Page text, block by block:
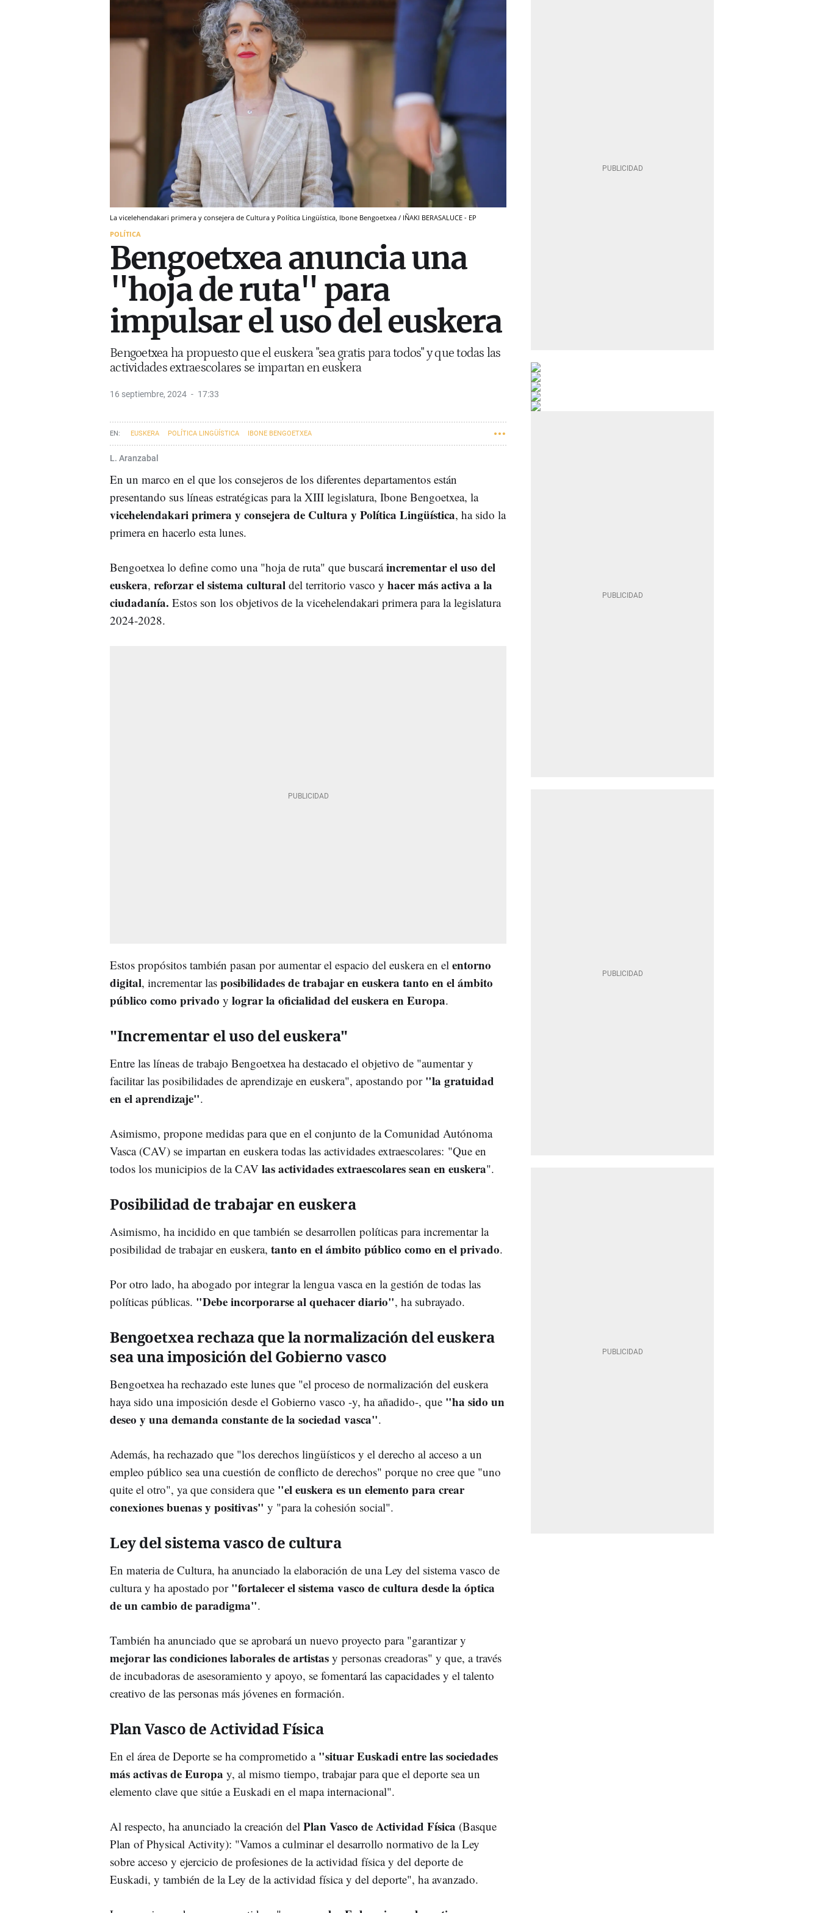
La vicelehendakari primera y consejera de Cultura y Política Lingüística, Ibone Bengoetxea / IÑAKI BERASALUCE - EP
POLÍTICA
Bengoetxea anuncia una
"hoja de ruta" para
impulsar el uso del euskera
Bengoetxea ha propuesto que el euskera "sea gratis para todos" y que todas las
actividades extraescolares se impartan en euskera
16 septiembre, 2024 17:33
EUSKERA POLÍTICA LINGÜÍSTICA IBONE BENGOETXEA
L. Aranzabal
En un marco en el que los consejeros de los diferentes departamentos están
presentando sus líneas estratégicas para la XIII legislatura, Ibone Bengoetxea, la
vicehelendakari primera y consejera de Cultura y Política Lingüística, ha sido la
primera en hacerlo esta lunes.
Bengoetxea lo define como una "hoja de ruta" que buscaráincrementar el uso del
euskera, reforzar el sistema cultural del territorio vasco y hacer más activa a la
ciudadanía. Estos son los objetivos de la vicehelendakari primera para la legislatura
2024-2028.
Estos propósitos también pasan por aumentar el espacio del euskera en el entorno
digital, incrementar las posibilidades de trabajar en euskera tanto en el ámbito
público como privado y lograr la oficialidad del euskera en Europa.
"Incrementar el uso del euskera"
Entre las líneas de trabajo Bengoetxea ha destacado el objetivo de "aumentar y
facilitar las posibilidades de aprendizaje en euskera", apostando por "la gratuidad
en el aprendizaje".
Asimismo, propone medidas para que en el conjunto de la Comunidad Autónoma
Vasca (CAV) se impartan en euskera todas las actividades extraescolares: "Que en
todos los municipios de la CAV las actividades extraescolares sean en euskera".
Posibilidad de trabajar en euskera
Asimismo, ha incidido en que también se desarrollen políticas para incrementar la
posibilidad de trabajar en euskera, tanto en el ámbito público como en el privado.
Por otro lado, ha abogado por integrar la lengua vasca en la gestión de todas las
políticas públicas. "Debe incorporarse al quehacer diario", ha subrayado.
Bengoetxea rechaza que la normalización del euskera
sea una imposición del Gobierno vasco
Bengoetxea ha rechazado este lunes que "el proceso de normalización del euskera
haya sido una imposición desde el Gobierno vasco -y, ha añadido-, que "ha sido un
deseo y una demanda constante de la sociedad vasca".
Además, ha rechazado que "los derechos lingüísticos y el derecho al acceso a un
empleo público sea una cuestión de conflicto de derechos" porque no cree que "uno
quite el otro", ya que considera que "el euskera es un elemento para crear
conexiones buenas y positivas" y "para la cohesión social".
Ley del sistema vasco de cultura
En materia de Cultura, ha anunciado la elaboración de una Ley del sistema vasco de
cultura y ha apostado por "fortalecer el sistema vasco de cultura desde la óptica
de un cambio de paradigma".
También ha anunciado que se aprobará un nuevo proyecto para "garantizar y
mejorar las condiciones laborales de artistas y personas creadoras" y que, a través
de incubadoras de asesoramiento y apoyo, se fomentará las capacidades y el talento
creativo de las personas más jóvenes en formación.
Plan Vasco de Actividad Física
En el área de Deporte se ha comprometido a "situar Euskadi entre las sociedades
más activas de Europa y, al mismo tiempo, trabajar para que el deporte sea un
elemento clave que sitúe a Euskadi en el mapa internacional".
Al respecto, ha anunciado la creación del Plan Vasco de Actividad Física (Basque
Plan of Physical Activity): "Vamos a culminar el desarrollo normativo de la Ley
sobre acceso y ejercicio de profesiones de la actividad física y del deporte de
Euskadi, y también de la Ley de la actividad física y del deporte", ha avanzado.